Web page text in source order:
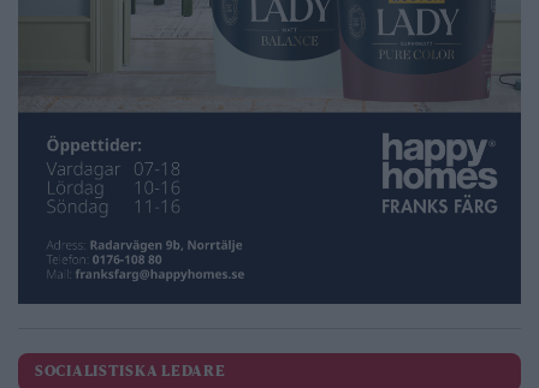
SOCIALISTISKA LEDARE